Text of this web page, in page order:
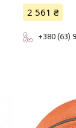
2 561 ₴
+380 (63)